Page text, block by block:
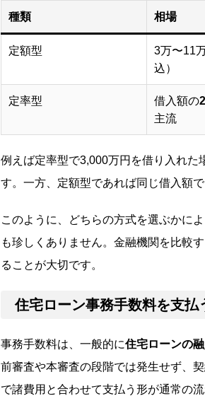
種類 相場
定額型
3万〜11
込）
定率型 借入額の
主流
例えば定率型で3,000万円を借り入れた
す。一方、定額型であれば同じ借入額
このように、どちらの方式を選ぶかに
も珍しくありません。金融機関を比較
ることが大切です。
住宅ローン事務手数料を支払
事務手数料は、一般的に住宅ローンの
前審査や本審査の段階では発生せず、
で諸費用と合わせて支払う形が通常の流